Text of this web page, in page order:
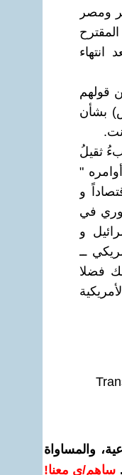
ومصر
قولهم
بشأن
نت.
ثقيلُ
"
و
في
و
ــ
فضلا
والمساواة
ساهم/ي معنا!